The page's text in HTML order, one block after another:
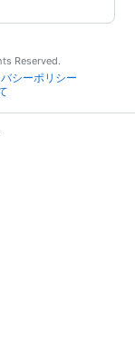
Reserved.
シーポリシー